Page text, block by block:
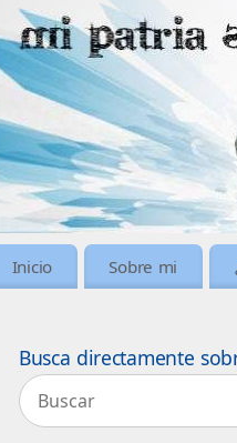
Inicio Sobre mi
Busca directamente